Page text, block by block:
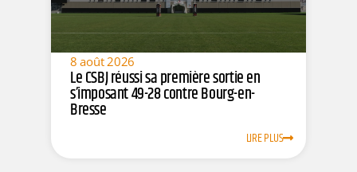
8 août 2026
Le CSBJ réussi sa première sortie en
s’imposant 49-28 contre Bourg-en-
Bresse
LIRE PLUS